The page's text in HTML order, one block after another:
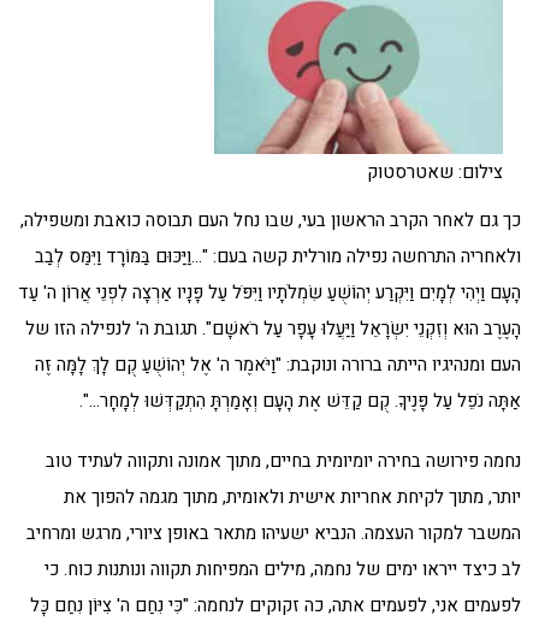
צילום: שאטרסטוק
כך גם לאחר הקרב הראשון בעי, שבו נחל העם תבוסה כואבת ומשפילה,
ולאחריה התרחשה נפילה מורלית קשה בעם: "…וַיַּכּוּם בַּמּוֹרָד וַיִּמַּס לְבַב
הָעָם וַיְהִי לְמָיִם וַיִּקְרַע יְהוֹשֻׁעַ שִׂמְלֹתָיו וַיִּפֹּל עַל פָּנָיו אַרְצָה לִפְנֵי אֲרוֹן ה' עַד
הָעֶרֶב הוּא וְזִקְנֵי יִשְׂרָאֵל וַיַּעֲלוּ עָפָר עַל רֹאשָׁם". תגובת ה' לנפילה הזו של
העם ומנהיגיו הייתה ברורה ונוקבת: "וַיֹּאמֶר ה' אֶל יְהוֹשֻׁעַ קֻם לָךְ לָמָּה זֶּה
אַתָּה נֹפֵל עַל פָּנֶיךָ. קֻם קַדֵּשׁ אֶת הָעָם וְאָמַרְתָּ הִתְקַדְּשׁוּ לְמָחָר…".
נחמה פירושה בחירה יומיומית בחיים, מתוך אמונה ותקווה לעתיד טוב
יותר, מתוך לקיחת אחריות אישית ולאומית, מתוך מגמה להפוך את
המשבר למקור העצמה. הנביא ישעיהו מתאר באופן ציורי, מרגש ומרחיב
לב כיצד ייראו ימים של נחמה, מילים המפיחות תקווה ונותנות כוח. כי
לפעמים אני, לפעמים אתה, כה זקוקים לנחמה: "כִּי נִחַם ה' צִיּוֹן נִחַם כָּל